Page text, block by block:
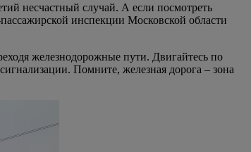
несчастный случай. А если посмотреть
инспекции Московской области
железнодорожные пути. Двигайтесь по
Помните, железная дорога – зона